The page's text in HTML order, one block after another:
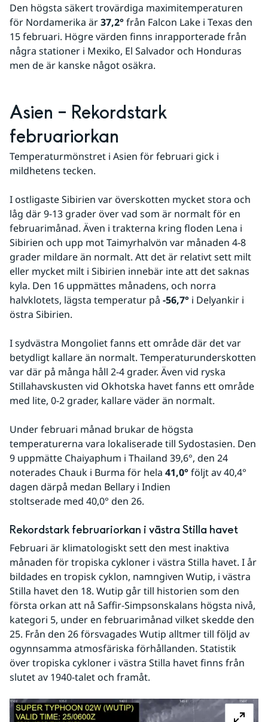
Den högsta säkert trovärdiga maximitemperaturen
för Nordamerika är 37,2° från Falcon Lake i Texas den
15 februari. Högre värden finns inrapporterade från
några stationer i Mexiko, El Salvador och Honduras
men de är kanske något osäkra.
Asien – Rekordstark
februariorkan
Temperaturmönstret i Asien för februari gick i
mildhetens tecken.
I ostligaste Sibirien var överskotten mycket stora och
låg där 9-13 grader över vad som är normalt för en
februarimånad. Även i trakterna kring floden Lena i
Sibirien och upp mot Taimyrhalvön var månaden 4-8
grader mildare än normalt. Att det är relativt sett milt
eller mycket milt i Sibirien innebär inte att det saknas
kyla. Den 16 uppmättes månadens, och norra
halvklotets, lägsta temperatur på -56,7° i Delyankir i
östra Sibirien.
I sydvästra Mongoliet fanns ett område där det var
betydligt kallare än normalt. Temperaturunderskotten
var där på många håll 2-4 grader. Även vid ryska
Stillahavskusten vid Okhotska havet fanns ett område
med lite, 0-2 grader, kallare väder än normalt.
Under februari månad brukar de högsta
temperaturerna vara lokaliserade till Sydostasien. Den
9 uppmätte Chaiyaphum i Thailand 39,6°, den 24
noterades Chauk i Burma för hela 41,0° följt av 40,4°
dagen därpå medan Bellary i Indien
stoltserade med 40,0° den 26.
Rekordstark februariorkan i västra Stilla havet
Februari är klimatologiskt sett den mest inaktiva
månaden för tropiska cykloner i västra Stilla havet. I år
bildades en tropisk cyklon, namngiven Wutip, i västra
Stilla havet den 18. Wutip går till historien som den
första orkan att nå Saffir-Simpsonskalans högsta nivå,
kategori 5, under en februarimånad vilket skedde den
25. Från den 26 försvagades Wutip alltmer till följd av
ogynnsamma atmosfäriska förhållanden. Statistik
över tropiska cykloner i västra Stilla havet finns från
slutet av 1940-talet och framåt.